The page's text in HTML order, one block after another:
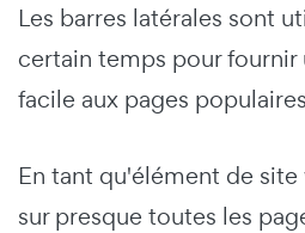
Les barres latérales sont
certain temps pour fournir
facile aux pages
En tant qu'élément de
sur presque toutes les